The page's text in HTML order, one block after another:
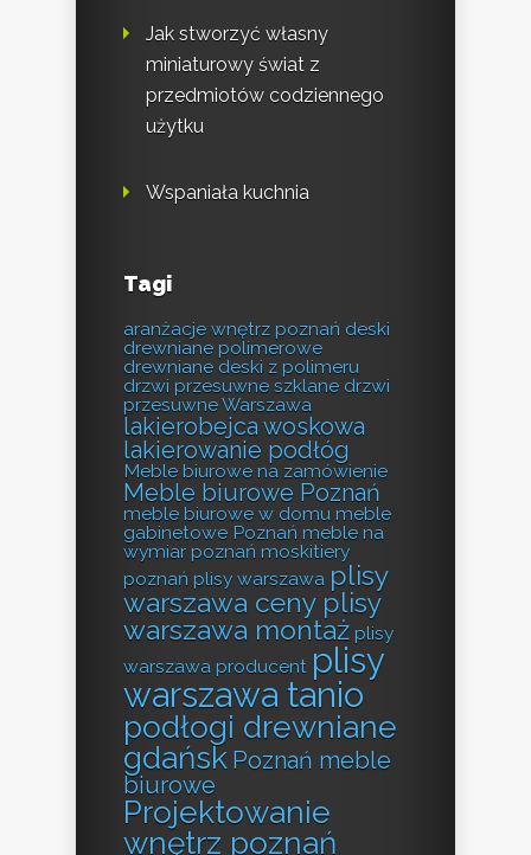
Jak stworzyć własny
miniaturowy świat z
przedmiotów codziennego
użytku
Wspaniała kuchnia
Tagi
aranżacje wnętrz poznań deski
drewniane polimerowe
drewniane deski z polimeru
drzwi przesuwne szklane drzwi
przesuwne Warszawa
lakierobejca woskowa
lakierowanie podłóg
Meble biurowe na zamówienie
Meble biurowe Poznań
meble biurowe w domu meble
gabinetowe Poznań meble na
wymiar poznań moskitiery
poznań plisy warszawa plisy
warszawa ceny plisy
warszawa montaż plisy
warszawa producent plisy
warszawa tanio
podłogi drewniane
gdańsk Poznań meble
biurowe
Projektowanie
wnętrz poznań